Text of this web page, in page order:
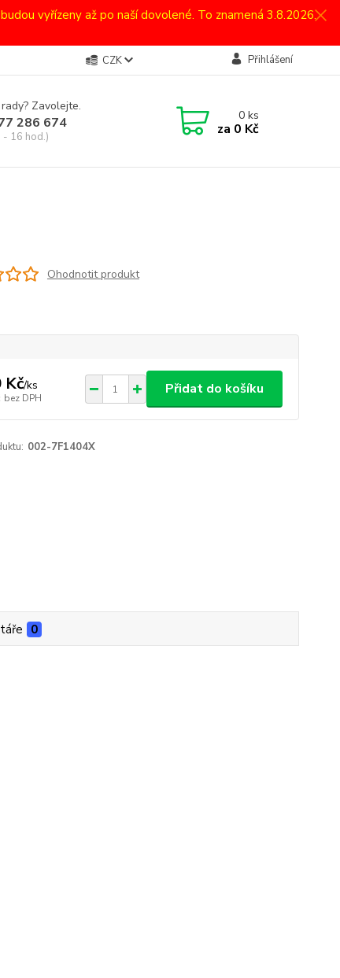
vyřízeny až po naší dovolené. To znamená 3.8.2026.
CZK Přihlášení
Zavolejte.
286 674
- 16 hod.)
0ks
za 0 Kč
Ohodnotit produkt
Kč/ks
bez DPH
Přidat do košíku
002-7F1404X
0